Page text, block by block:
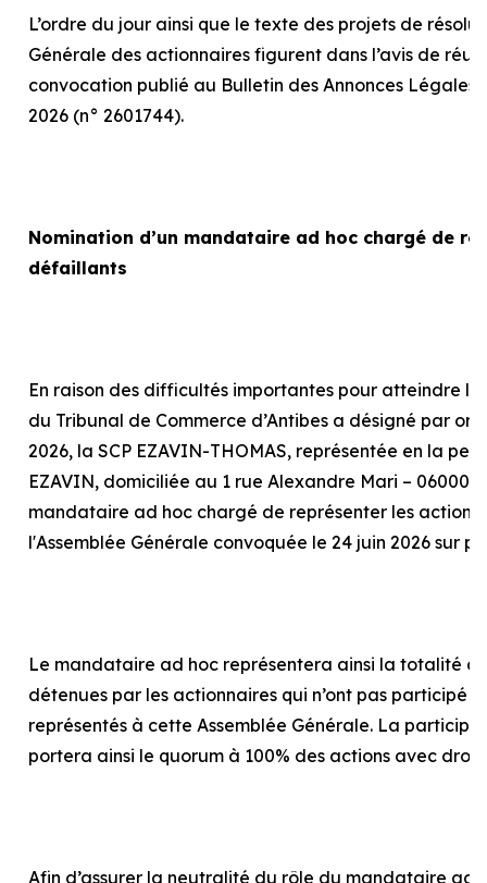
L’ordre du jour ainsi que le texte des projets de
Générale des actionnaires figurent dans l’avis de
convocation publié au Bulletin des Annonces Légales
2026 (n° 2601744).
Nomination d’un mandataire ad hoc chargé de
défaillants
En raison des difficultés importantes pour atteindre le
du Tribunal de Commerce d’Antibes a désigné par
2026, la SCP EZAVIN-THOMAS, représentée en la
EZAVIN, domiciliée au 1 rue Alexandre Mari – 06000
mandataire ad hoc chargé de représenter les
l'Assemblée Générale convoquée le 24 juin 2026 sur
Le mandataire ad hoc représentera ainsi la totalité
détenues par les actionnaires qui n’ont pas participé
représentés à cette Assemblée Générale. La
portera ainsi le quorum à 100% des actions avec
Afin d’assurer la neutralité du rôle du mandataire ad